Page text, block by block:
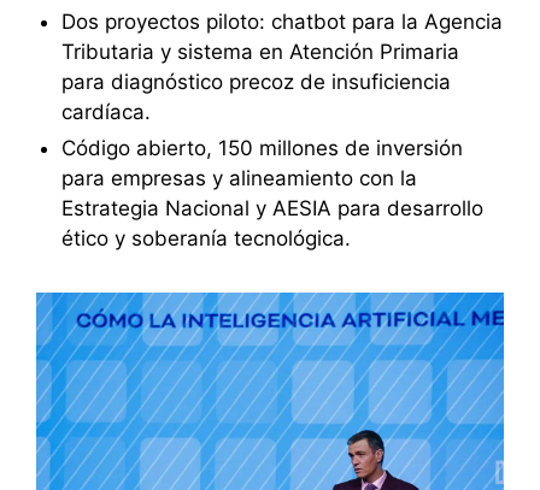
Dos proyectos piloto: chatbot para la Agencia
Tributaria y sistema en Atención Primaria
para diagnóstico precoz de insuficiencia
cardíaca.
Código abierto, 150 millones de inversión
para empresas y alineamiento con la
Estrategia Nacional y AESIA para desarrollo
ético y soberanía tecnológica.